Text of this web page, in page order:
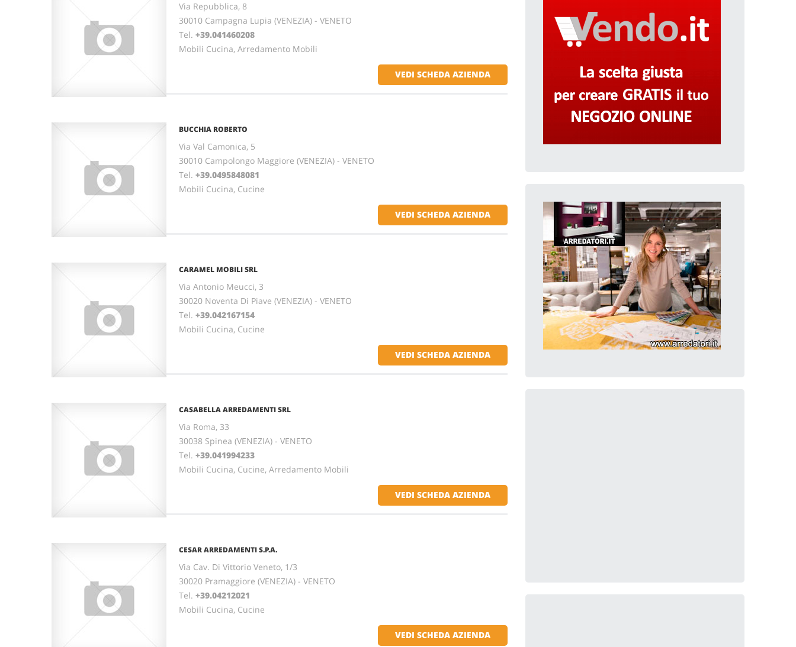
Via Repubblica, 8
30010 Campagna Lupia (VENEZIA) - VENETO
Tel. +39.041460208
Mobili Cucina, Arredamento Mobili
VEDI SCHEDA AZIENDA
BUCCHIA ROBERTO
Via Val Camonica, 5
30010 Campolongo Maggiore (VENEZIA) - VENETO
Tel. +39.0495848081
Mobili Cucina, Cucine
VEDI SCHEDA AZIENDA
CARAMEL MOBILI SRL
Via Antonio Meucci, 3
30020 Noventa Di Piave (VENEZIA) - VENETO
Tel. +39.042167154
Mobili Cucina, Cucine
VEDI SCHEDA AZIENDA
CASABELLA ARREDAMENTI SRL
Via Roma, 33
30038 Spinea (VENEZIA) - VENETO
Tel. +39.041994233
Mobili Cucina, Cucine, Arredamento Mobili
VEDI SCHEDA AZIENDA
CESAR ARREDAMENTI S.P.A.
Via Cav. Di Vittorio Veneto, 1/3
30020 Pramaggiore (VENEZIA) - VENETO
Tel. +39.04212021
Mobili Cucina, Cucine
VEDI SCHEDA AZIENDA